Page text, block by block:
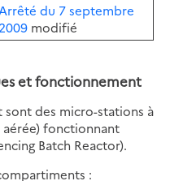
Arrêté du 7 septembre
2009 modifié
et fonctionnement
des micro-stations à
fonctionnant
Batch Reactor).
: